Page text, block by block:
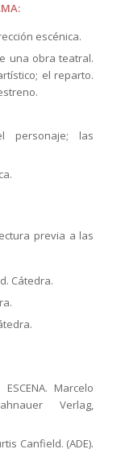
escénica.
una obra teatral.
el reparto.
personaje; las
previa a las
Cátedra.
ESCENA. Marcelo
Verlag,
Canfield. (ADE).